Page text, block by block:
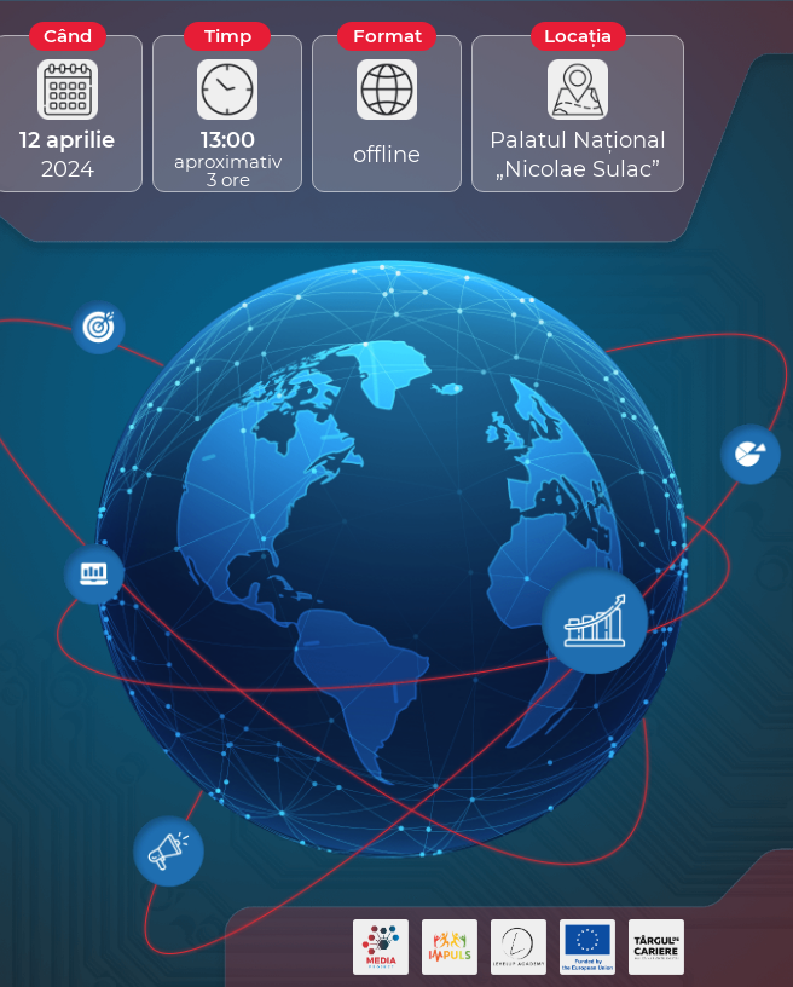
Când
12 aprilie
2024
Format
offline
Locația
Palatul Național
„Nicolae Sulac”
Timp
13:00
aproximativ
3 ore